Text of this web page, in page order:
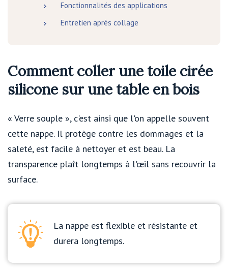
Fonctionnalités des applications
Entretien après collage
Comment coller une toile cirée
silicone sur une table en bois
« Verre souple », c'est ainsi que l'on appelle souvent
cette nappe. Il protège contre les dommages et la
saleté, est facile à nettoyer et est beau. La
transparence plaît longtemps à l'œil sans recouvrir la
surface.
La nappe est flexible et résistante et
durera longtemps.